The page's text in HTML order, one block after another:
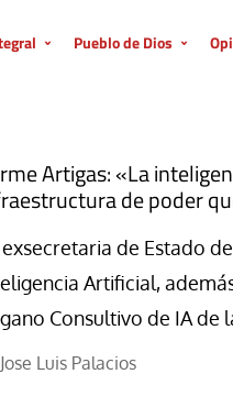
Pueblo de Dios
Vaticano
El termómetro
El Evangelio en tu vida
El atrio
In memoriam
Artigas: «La
de poder
exsecretaria de Estado
Artificial,
Consultivo de IA de
Jose Luis Palacios